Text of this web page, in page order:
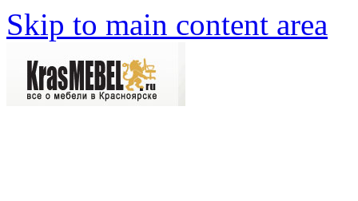
Skip to main content area